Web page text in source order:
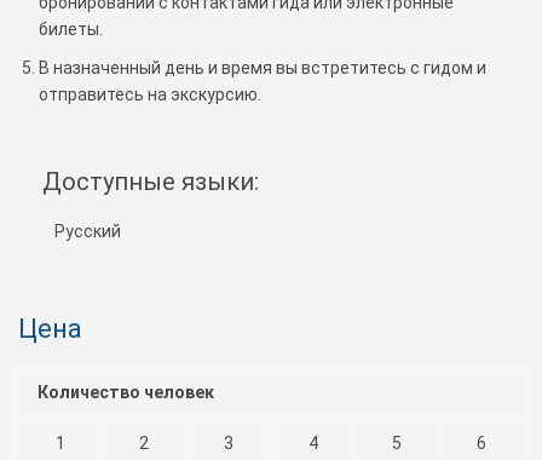
билеты.
В назначенный день и время вы встретитесь с гидом и
отправитесь на экскурсию.
Доступные языки:
Русский
Цена
Количество человек
1 2 3 4 5 6